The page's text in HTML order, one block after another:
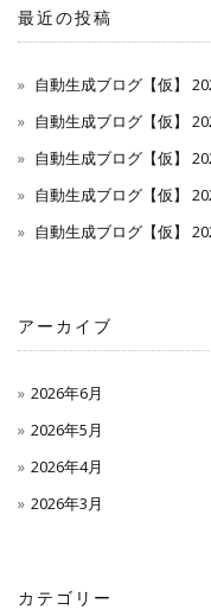
ゲ
ー
シ
ョ
ン
最近の投稿
自動生成ブログ【仮】
自動生成ブログ【仮】
自動生成ブログ【仮】
自動生成ブログ【仮】
自動生成ブログ【仮】
アーカイブ
2026年6月
2026年5月
2026年4月
2026年3月
カテゴリー